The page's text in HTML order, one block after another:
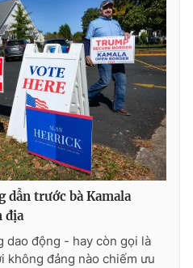
dẫn trước bà Kamala
địa
dao động - hay còn gọi là
không đảng nào chiếm ưu